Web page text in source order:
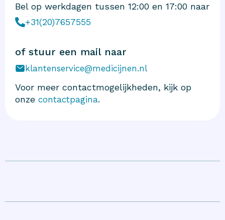
Bel op werkdagen tussen 12:00 en 17:00 naar
+31(20)7657555
of stuur een mail naar
klantenservice@medicijnen.nl
Voor meer contactmogelijkheden, kijk op
onze contactpagina.